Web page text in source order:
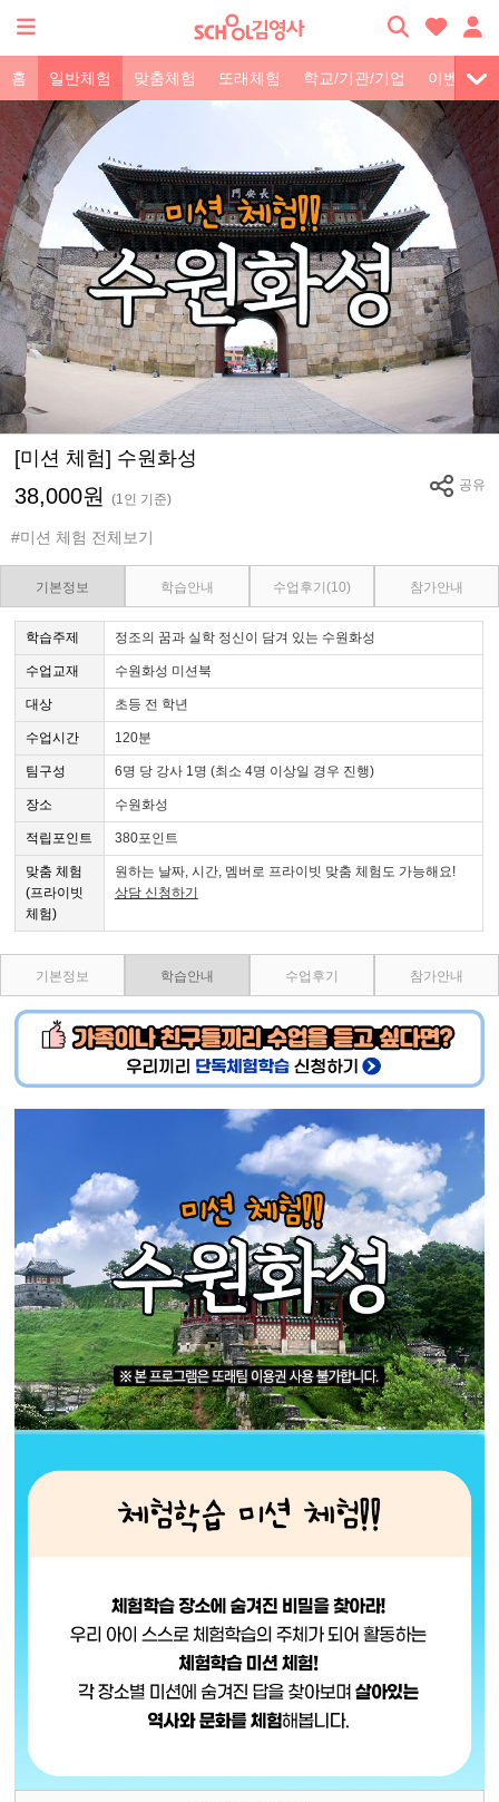
홈 일반체험 맞춤체험 또래체험 학교/기관/기업 이벤트
[미션 체험] 수원화성
38,000원(1인 기준)
공유
#미션 체험 전체보기
기본정보 학습안내 수업후기 (10) 참가안내
학습주제 정조의 꿈과 실학 정신이 담겨 있는 수원화성
수업교재 수원화성 미션북
대상 초등 전 학년
수업시간 120분
팀구성 6명 당 강사 1명 (최소 4명 이상일 경우 진행)
장소 수원화성
적립포인트 380포인트
맞춤 체험
(프라이빗
체험)
원하는 날짜, 시간, 멤버로 프라이빗 맞춤 체험도 가능해요!
상담 신청하기
기본정보 학습안내 수업후기 참가안내